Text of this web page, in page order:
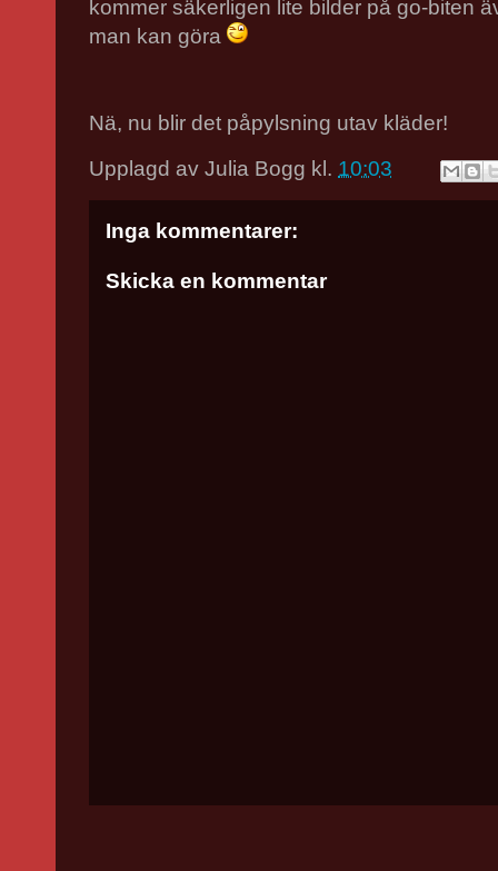
kommer säkerligen lite bilder på go-biten
man kan göra
Nä, nu blir det påpylsning utav kläder!
Upplagd av Julia Bogg kl. 10:03
Inga kommentarer:
Skicka en kommentar